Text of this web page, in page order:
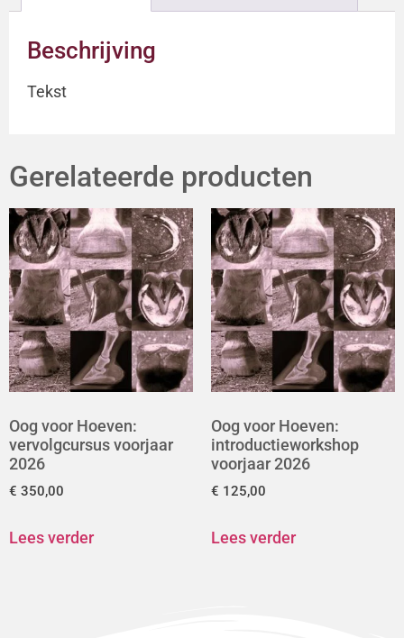
Beschrijving
Tekst
Gerelateerde producten
Oog voor Hoeven:
vervolgcursus voorjaar
2026
€ 350,00
Lees verder
Oog voor Hoeven:
introductieworkshop
voorjaar 2026
€ 125,00
Lees verder